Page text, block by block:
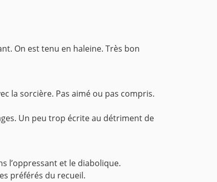
On est tenu en haleine. Très bon
la sorcière. Pas aimé ou pas compris.
Un peu trop écrite au détriment de
l’oppressant et le diabolique.
préférés du recueil.